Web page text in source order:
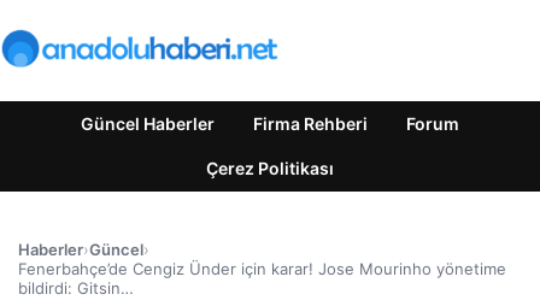
Güncel Haberler Firma Rehberi Forum
Çerez Politikası
Haberler›Güncel›
Fenerbahçe’de Cengiz Ünder için karar! Jose Mourinho yönetime
bildirdi: Gitsin…